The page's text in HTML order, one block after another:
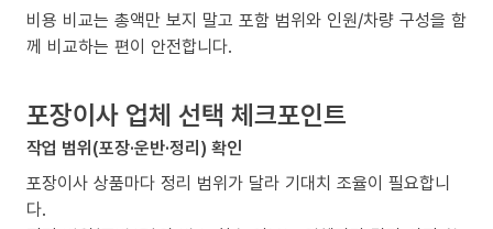
비용 비교는 총액만 보지 말고 포함 범위와 인원/차량 구성을 함
께 비교하는 편이 안전합니다.
포장이사 업체 선택 체크포인트
작업 범위(포장·운반·정리) 확인
포장이사 상품마다 정리 범위가 달라 기대치 조율이 필요합니
다.